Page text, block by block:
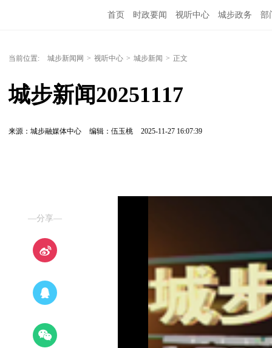
首页 时政要闻 视听中心 城步政务 部
当前位置: 城步新闻网 > 视听中心 > 城步新闻 > 正文
城步新闻20251117
来源：城步融媒体中心 编辑：伍玉桃 2025-11-27 16:07:39
—分享—